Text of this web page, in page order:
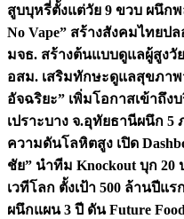
สูบบุหรี่ตั้งแต่วัย 9 ขวบ ผนึกพ
No Vape” สร้างสังคมไทยป
มจธ. สร้างต้นแบบดูแลผู้สูงวั
อสม. เสริมทักษะดูแลสุขภาพ
อัจฉริยะ” เพิ่มโอกาสเข้าถึ
เปราะบาง จ.อุทัยธานีผนึก 5
ความดันโลหิตสูง เปิด
ชัย” นำทีม Knockout บุก 20
เวทีโลก ตั้งเป้า 500 ล้านปีแร
ผนึกแผน 3 ปี ดัน Future